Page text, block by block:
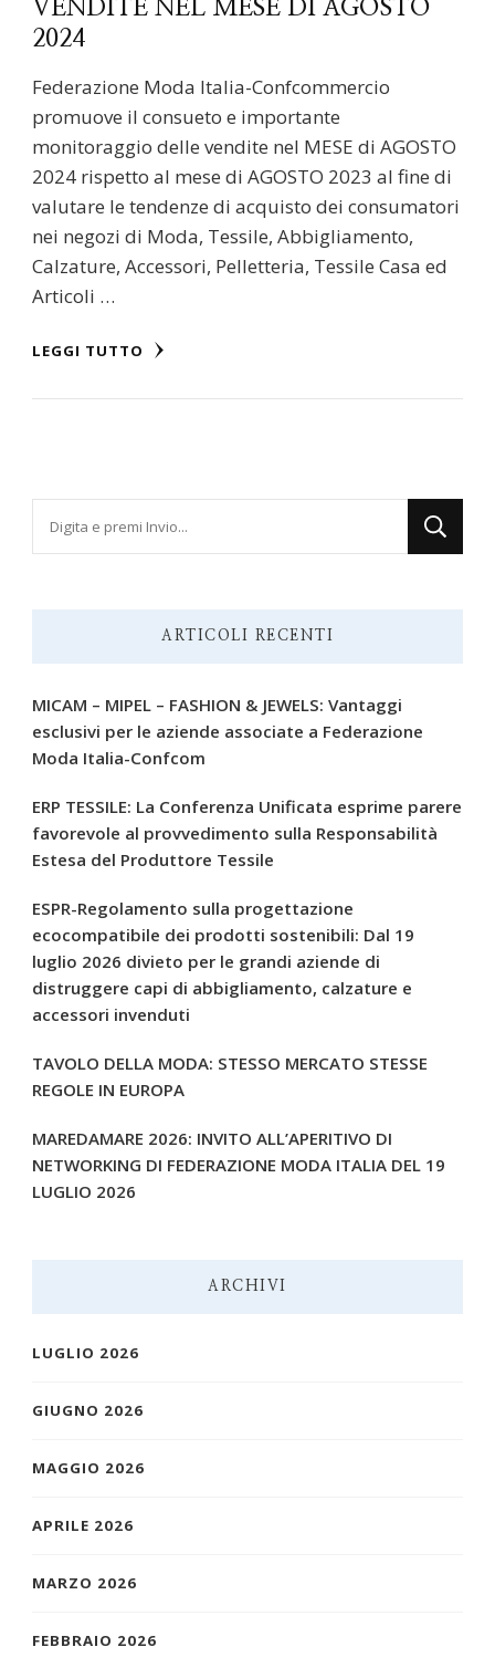
VENDITE NEL MESE DI AGOSTO
2024
Federazione Moda Italia-Confcommercio
promuove il consueto e importante
monitoraggio delle vendite nel MESE di AGOSTO
2024 rispetto al mese di AGOSTO 2023 al fine di
valutare le tendenze di acquisto dei consumatori
nei negozi di Moda, Tessile, Abbigliamento,
Calzature, Accessori, Pelletteria, Tessile Casa ed
Articoli …
LEGGI TUTTO
ARTICOLI RECENTI
MICAM – MIPEL – FASHION & JEWELS: Vantaggi
esclusivi per le aziende associate a Federazione
Moda Italia-Confcom
ERP TESSILE: La Conferenza Unificata esprime parere
favorevole al provvedimento sulla Responsabilità
Estesa del Produttore Tessile
ESPR-Regolamento sulla progettazione
ecocompatibile dei prodotti sostenibili: Dal 19
luglio 2026 divieto per le grandi aziende di
distruggere capi di abbigliamento, calzature e
accessori invenduti
TAVOLO DELLA MODA: STESSO MERCATO STESSE
REGOLE IN EUROPA
MAREDAMARE 2026: INVITO ALL’APERITIVO DI
NETWORKING DI FEDERAZIONE MODA ITALIA DEL 19
LUGLIO 2026
ARCHIVI
LUGLIO 2026
GIUGNO 2026
MAGGIO 2026
APRILE 2026
MARZO 2026
FEBBRAIO 2026